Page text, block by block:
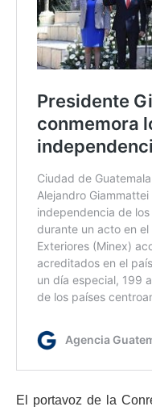
El portavoz de la